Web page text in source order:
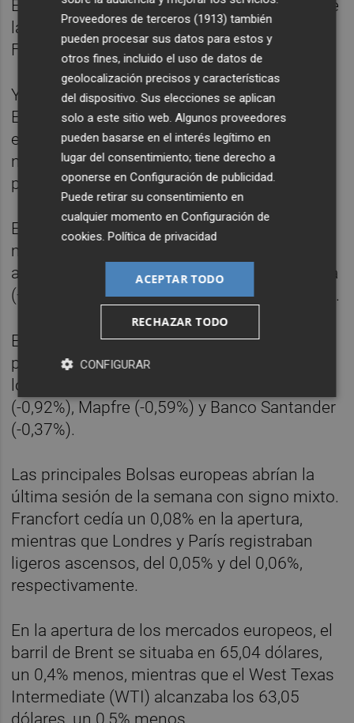
Estados Unidos y, en Europa, de los datos de
la producción industrial de Alemania y
Francia.
Y todo ello después de que el Banco Central
Europeo (BCE) cumpliera este jueves las
expectativas del mercado y aplicara un
nuevo recorte de los tipos, el octavo, de 25
puntos básicos, hasta situarlos en el 2%.
En la apertura de la sesión bursátil, los
mayores ascensos dentro del Ibex 35 se los
anotaban Acciona Energía (+0,86%), Acciona
(+0,67%), Redeia (+0,56%) y Solaria (+0,52%).
En el lado contrario, los descensos más
pronunciados al inicio de la jornada bursátil
los protagonizaban Unicaja (-1,2%), Fluidra
(-0,92%), Mapfre (-0,59%) y Banco Santander
(-0,37%).
Las principales Bolsas europeas abrían la
última sesión de la semana con signo mixto.
Francfort cedía un 0,08% en la apertura,
mientras que Londres y París registraban
ligeros ascensos, del 0,05% y del 0,06%,
respectivamente.
En la apertura de los mercados europeos, el
barril de Brent se situaba en 65,04 dólares,
un 0,4% menos, mientras que el West Texas
Intermediate (WTI) alcanzaba los 63,05
dólares, un 0,5% menos.
Proveedores de terceros (1913) también
pueden procesar sus datos para estos y
otros fines, incluido el uso de datos de
geolocalización precisos y características
del dispositivo. Sus elecciones se aplican
solo a este sitio web. Algunos proveedores
pueden basarse en el interés legítimo en
lugar del consentimiento; tiene derecho a
oponerse enConfiguración de publicidad.
Puede retirar su consentimiento en
cualquier momento enConfiguración de
cookies.Política de privacidad
ACEPTAR TODO
RECHAZAR TODO
CONFIGURAR